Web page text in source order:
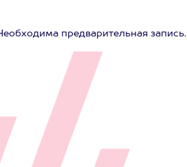
предварительная запись.